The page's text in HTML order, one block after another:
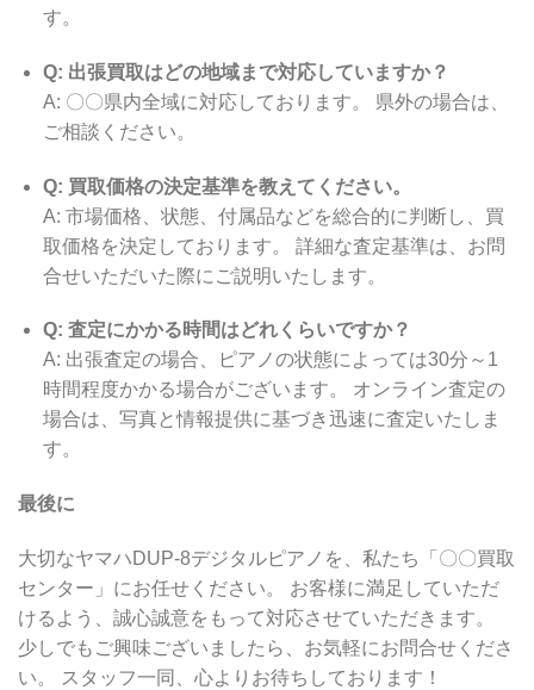
す。
Q: 出張買取はどの地域まで対応していますか？
A: 〇〇県内全域に対応しております。 県外の場合は、
ご相談ください。
Q: 買取価格の決定基準を教えてください。
A: 市場価格、状態、付属品などを総合的に判断し、買
取価格を決定しております。 詳細な査定基準は、お問
合せいただいた際にご説明いたします。
Q: 査定にかかる時間はどれくらいですか？
A: 出張査定の場合、ピアノの状態によっては30分～1
時間程度かかる場合がございます。 オンライン査定の
場合は、写真と情報提供に基づき迅速に査定いたしま
す。
最後に
大切なヤマハDUP-8デジタルピアノを、私たち「〇〇買取
センター」にお任せください。 お客様に満足していただ
けるよう、誠心誠意をもって対応させていただきます。
少しでもご興味ございましたら、お気軽にお問合せくださ
い。 スタッフ一同、心よりお待ちしております！